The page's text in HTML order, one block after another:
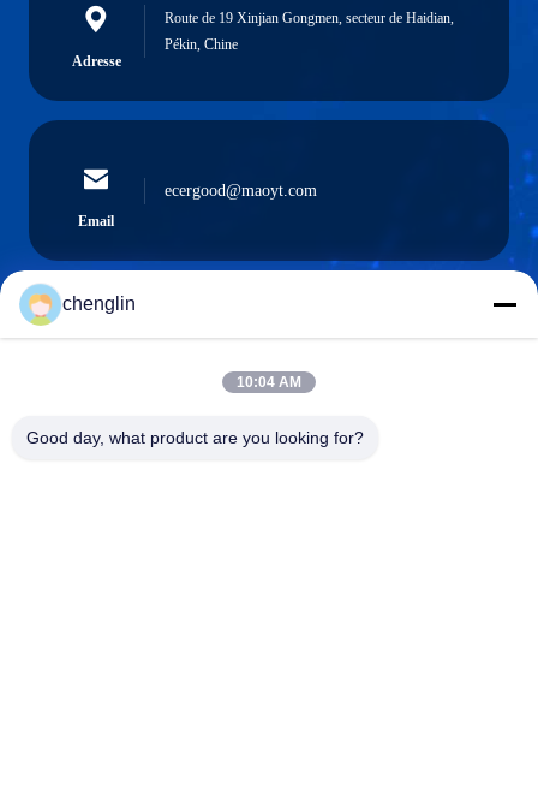
Adresse
Route de 19 Xinjian Gongmen, secteur de Haidian,
Pékin, Chine
Email
ecergood@maoyt.com
chenglin
10:04 AM
Good day, what product are you looking for?